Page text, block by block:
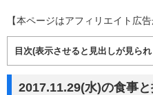
【本ページはアフィリエイト広
目次(表示させると見出しが見ら
2017.11.29(水)の食事